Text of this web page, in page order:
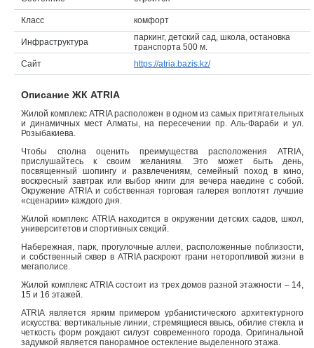
Объявления
Кабинет
Класс комфорт
Инфраструктура
паркинг, детский сад, школа, остановка
транспорта 500 м.
Сайт
https://atria.bazis.kz/
Описание ЖК ATRIA
Жилой комплекс ATRIA расположен в одном из самых притягательных
и динамичных мест Алматы, на пересечении пр. Аль-Фараби и ул.
Розыбакиева.
Чтобы сполна оценить преимущества расположения ATRIA,
прислушайтесь к своим желаниям. Это может быть день,
посвященный шопингу и развлечениям, семейный поход в кино,
воскресный завтрак или выбор книги для вечера наедине с собой.
Окружение ATRIA и собственная торговая галерея воплотят лучшие
«сценарии» каждого дня.
Жилой комплекс ATRIA находится в окружении детских садов, школ,
университетов и спортивных секций.
Набережная, парк, прогулочные аллеи, расположенные поблизости,
и собственный сквер в ATRIA раскроют грани неторопливой жизни в
мегаполисе.
Жилой комплекс ATRIA состоит из трех домов разной этажности – 14,
15 и 16 этажей.
ATRIA является ярким примером урбанистического архитектурного
искусства: вертикальные линии, стремящиеся ввысь, обилие стекла и
четкость форм рождают силуэт современного города. Оригинальной
задумкой является панорамное остекление выделенного этажа.